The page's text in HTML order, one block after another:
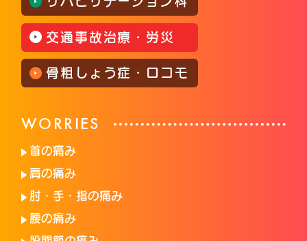
交通事故治療・労災
骨粗しょう症・ロコモ
WORRIES
首の痛み
肩の痛み
肘・手・指の痛み
腰の痛み